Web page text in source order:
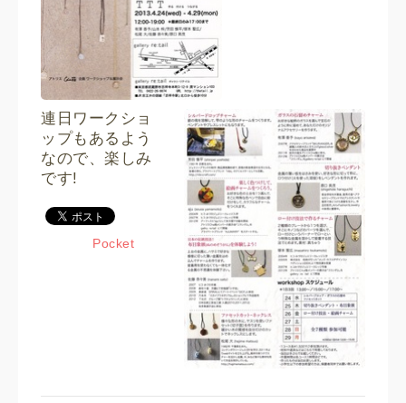
連日ワークショ
ップもあるよう
なので、楽しみ
です!
Pocket